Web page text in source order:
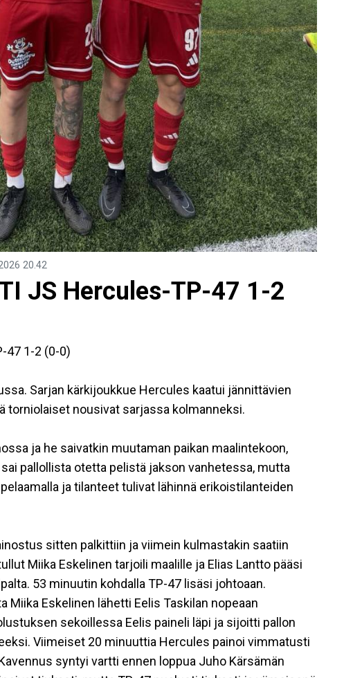
20.42
JS Hercules-TP-47 1-2
47 1-2 (0-0)
Sarjan kärkijoukkue Hercules kaatui jännittävien
torniolaiset nousivat sarjassa kolmanneksi.
ja he saivatkin muutaman paikan maalintekoon,
pallollista otetta pelistä jakson vanhetessa, mutta
ja tilanteet tulivat lähinnä erikoistilanteiden
sitten palkittiin ja viimein kulmastakin saatiin
Miika Eskelinen tarjoili maalille ja Elias Lantto pääsi
53 minuutin kohdalla TP-47 lisäsi johtoaan.
Eskelinen lähetti Eelis Taskilan nopeaan
sekoillessa Eelis paineli läpi ja sijoitti pallon
Viimeiset 20 minuuttia Hercules painoi vimmatusti
syntyi vartti ennen loppua Juho Kärsämän